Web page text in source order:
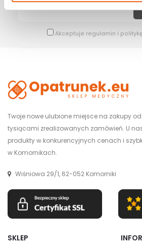
Akceptuje regulamin i
Twoje nowe ulubione miejsce na zakupy
tysiącami zrealizowanych zamówień. U
produkty w konkurencyjnych cenach i
w Komornikach.
Wiśniowa 29/1, 62-052 Komorniki
SKLEP